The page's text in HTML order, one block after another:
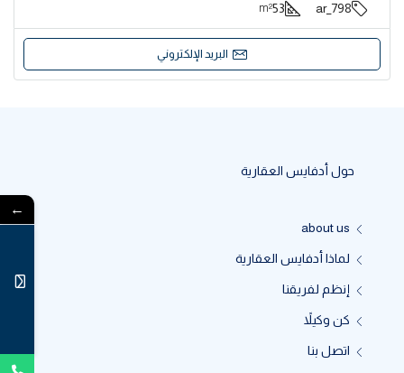
798_ar
53
m²
البريد الإلكتروني
حول أدفايس العقارية
about us
لماذا أدفايس العقارية
إنظم لفريقنا
كن وكيلاً
اتصل بنا
←